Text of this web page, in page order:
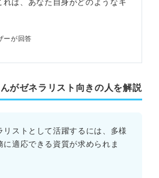
は、あなた自身がどのようなキ
ーが回答
がゼネラリスト向きの人を解説
リストとして活躍するには、多様
に適応できる資質が求められま